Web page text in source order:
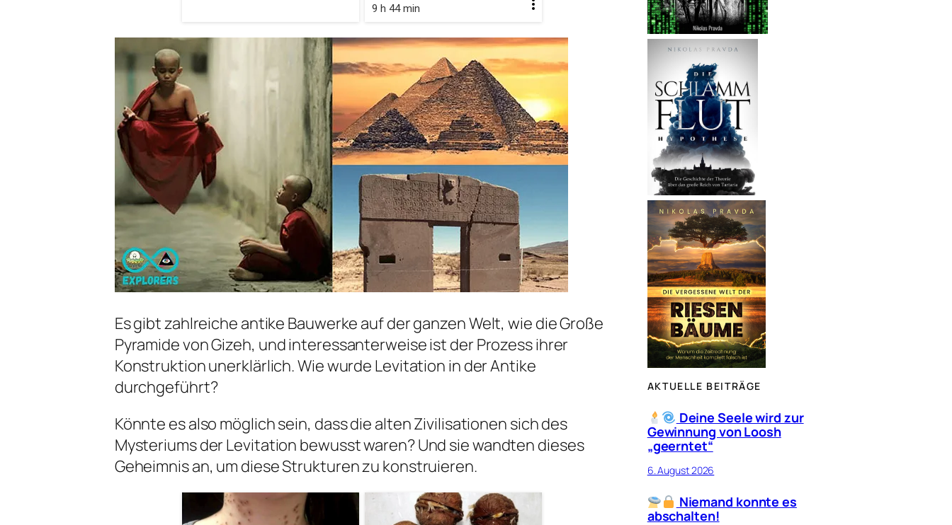
9 h 44 min
Es gibt zahlreiche antike Bauwerke auf der ganzen Welt, wie die Große
Pyramide von Gizeh, und interessanterweise ist der Prozess ihrer
Konstruktion unerklärlich. Wie wurde Levitation in der Antike
durchgeführt?
Könnte es also möglich sein, dass die alten Zivilisationen sich des
Mysteriums der Levitation bewusst waren? Und sie wandten dieses
Geheimnis an, um diese Strukturen zu konstruieren.
AKTUELLE BEITRÄGE
Deine Seele wird zur
Gewinnung von Loosh
„geerntet“
6. August 2026
Niemand konnte es
abschalten!